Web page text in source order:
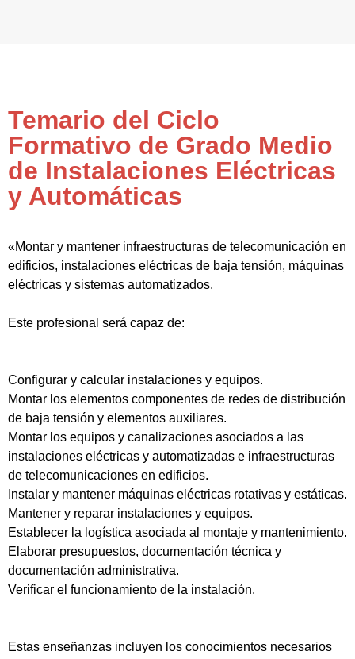
Temario del Ciclo
Formativo de Grado Medio
de Instalaciones Eléctricas
y Automáticas
«Montar y mantener infraestructuras de telecomunicación en
edificios, instalaciones eléctricas de baja tensión, máquinas
eléctricas y sistemas automatizados.
Este profesional será capaz de:
Configurar y calcular instalaciones y equipos.
Montar los elementos componentes de redes de distribución
de baja tensión y elementos auxiliares.
Montar los equipos y canalizaciones asociados a las
instalaciones eléctricas y automatizadas e infraestructuras
de telecomunicaciones en edificios.
Instalar y mantener máquinas eléctricas rotativas y estáticas.
Mantener y reparar instalaciones y equipos.
Establecer la logística asociada al montaje y mantenimiento.
Elaborar presupuestos, documentación técnica y
documentación administrativa.
Verificar el funcionamiento de la instalación.
Estas enseñanzas incluyen los conocimientos necesarios